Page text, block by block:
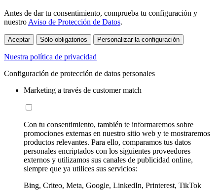
Antes de dar tu consentimiento, comprueba tu configuración y
nuestro Aviso de Protección de Datos.
Aceptar Sólo obligatorios Personalizar la configuración
Nuestra política de privacidad
Configuración de protección de datos personales
Marketing a través de customer match
Con tu consentimiento, también te informaremos sobre
promociones externas en nuestro sitio web y te mostraremos
productos relevantes. Para ello, comparamos tus datos
personales encriptados con los siguientes proveedores
externos y utilizamos sus canales de publicidad online,
siempre que ya utilices sus servicios:
Bing, Criteo, Meta, Google, LinkedIn, Printerest, TikTok